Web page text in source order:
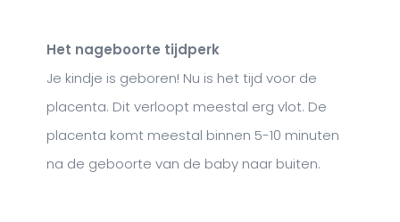
Het nageboorte tijdperk
Je kindje is geboren! Nu is het tijd voor de
placenta. Dit verloopt meestal erg vlot. De
placenta komt meestal binnen 5-10 minuten
na de geboorte van de baby naar buiten.